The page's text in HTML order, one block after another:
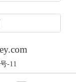
力。
确要求全
，而媒体报
-11